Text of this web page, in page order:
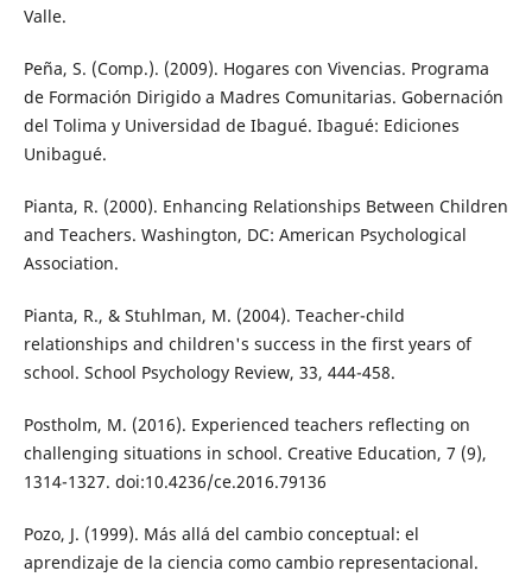
Valle.
Peña, S. (Comp.). (2009). Hogares con Vivencias. Programa
de Formación Dirigido a Madres Comunitarias. Gobernación
del Tolima y Universidad de Ibagué. Ibagué: Ediciones
Unibagué.
Pianta, R. (2000). Enhancing Relationships Between Children
and Teachers. Washington, DC: American Psychological
Association.
Pianta, R., & Stuhlman, M. (2004). Teacher-child
relationships and children's success in the first years of
school. School Psychology Review, 33, 444-458.
Postholm, M. (2016). Experienced teachers reflecting on
challenging situations in school. Creative Education, 7 (9),
1314-1327. doi:10.4236/ce.2016.79136
Pozo, J. (1999). Más allá del cambio conceptual: el
aprendizaje de la ciencia como cambio representacional.